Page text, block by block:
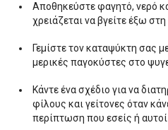
Αποθηκεύστε φαγητό, νερό
χρειάζεται να βγείτε έξω
Γεμίστε τον καταψύκτη σας
μερικές παγοκύστες στο
Κάντε ένα σχέδιο για να
φίλους και γείτονες όταν
περίπτωση που εσείς ή